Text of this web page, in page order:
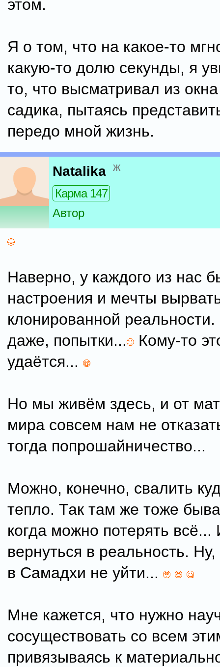
этом.
Я о том, что на какое-то
какую-то долю секунды, я
то, что высматривал из окна
садика, пытаясь
передо мной жизнь.
Natalika ж
Карма 147
Автор
Наверно, у каждого из нас
настроения и мечты
клонированной
даже, попытки...
Кому-то
удаётся...
Но мы живём здесь, и от
мира совсем нам не
тогда попрошайничество...
Можно, конечно, свалить
тепло. Так там же тоже
когда можно потерять всё...
вернуться в реальность.
в Самадхи не уйти...
Мне кажется, что нужно
сосуществовать со всем
привязываясь к